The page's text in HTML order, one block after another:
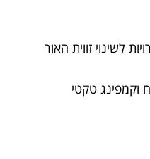
לשינוי זווית האור
וקמפינג טקטי